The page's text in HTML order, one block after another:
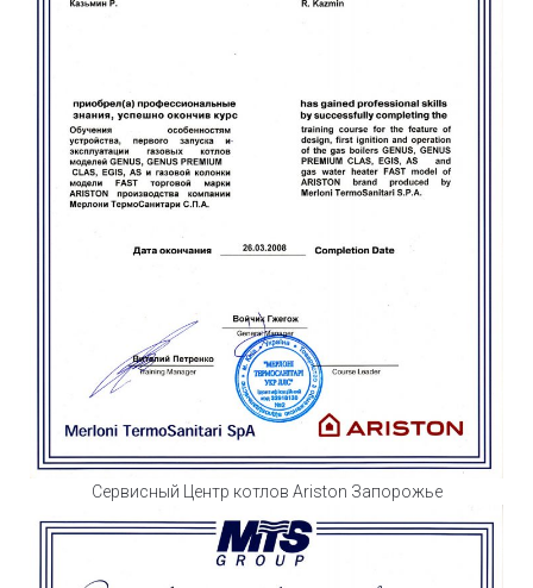
Сервисный Центр котлов Ariston Запорожье